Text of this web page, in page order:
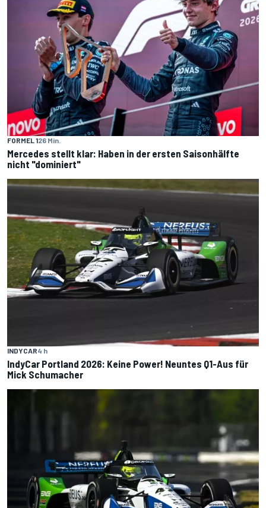
FORMEL 126 Min.
Mercedes stellt klar: Haben in der ersten Saisonhälfte
nicht "dominiert"
INDYCAR4 h
IndyCar Portland 2026: Keine Power! Neuntes Q1-Aus für
Mick Schumacher